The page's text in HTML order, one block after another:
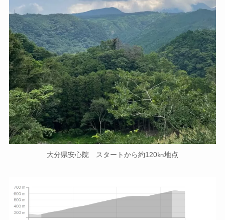
大分県安心院 スタートから約120㎞地点